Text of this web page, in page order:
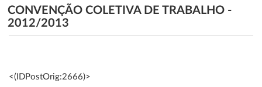
CONVENÇÃO COLETIVA DE TRABALHO -
2012/2013
<(IDPostOrig:2666)>